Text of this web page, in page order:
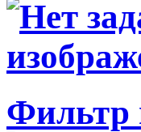
Фильтр